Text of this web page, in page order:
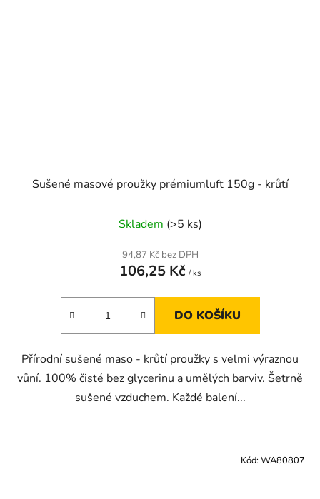
Sušené masové proužky prémiumluft 150g - krůtí
Skladem (>5 ks)
94,87 Kč bez DPH
106,25 Kč / ks
DO KOŠÍKU
Přírodní sušené maso - krůtí proužky s velmi výraznou
vůní. 100% čisté bez glycerinu a umělých barviv. Šetrně
sušené vzduchem. Každé balení...
Kód: WA80807